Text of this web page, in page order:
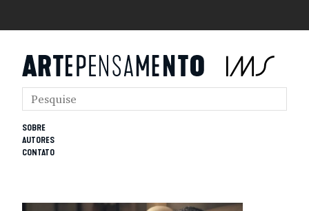
SOBRE
AUTORES
CONTATO